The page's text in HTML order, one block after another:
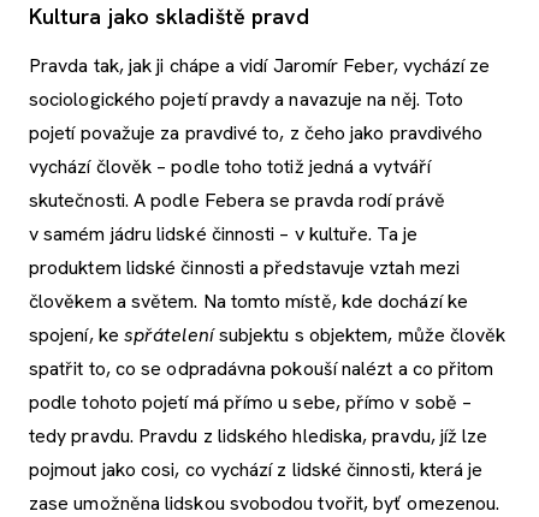
Kultura jako skladiště pravd
Pravda tak, jak ji chápe a vidí Jaromír Feber, vychází ze
sociologického pojetí pravdy a navazuje na něj. Toto
pojetí považuje za pravdivé to, z čeho jako pravdivého
vychází člověk – podle toho totiž jedná a vytváří
skutečnosti. A podle Febera se pravda rodí právě
v samém jádru lidské činnosti – v kultuře. Ta je
produktem lidské činnosti a představuje vztah mezi
člověkem a světem. Na tomto místě, kde dochází ke
spojení, ke spřátelenísubjektu s objektem, může člověk
spatřit to, co se odpradávna pokouší nalézt a co přitom
podle tohoto pojetí má přímo u sebe, přímo v sobě –
tedy pravdu. Pravdu z lidského hlediska, pravdu, jíž lze
pojmout jako cosi, co vychází z lidské činnosti, která je
zase umožněna lidskou svobodou tvořit, byť omezenou.